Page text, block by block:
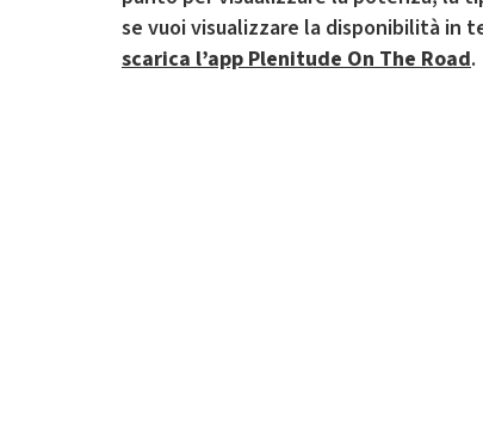
se vuoi visualizzare la disponibilità in
scarica l’app Plenitude On The Road.